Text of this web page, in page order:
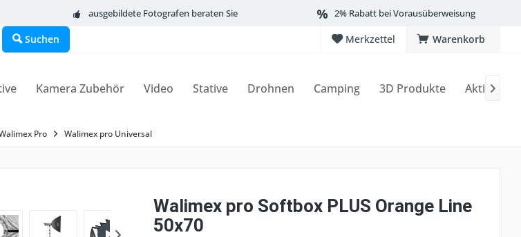
ausgebildete Fotografen beraten Sie 2% Rabatt bei Vorausüberweisung
Warenkorb
Merkzettel
Suchen
Kamera Zubehör Video Stative Drohnen Camping 3D Produkte Aktionen

Pro Walimex pro Universal
Walimex pro Softbox PLUS Orange Line
50x70